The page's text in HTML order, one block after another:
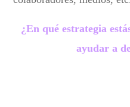
¿En qué estrategia
ayudar a